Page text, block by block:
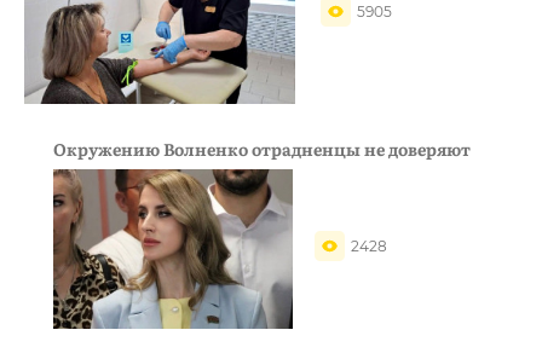
5905
Окружению Волненко отрадненцы не доверяют
2428